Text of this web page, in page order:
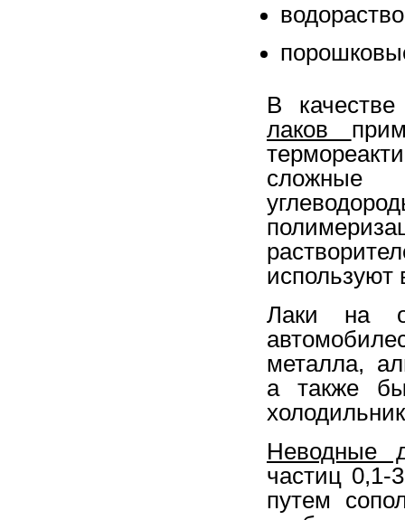
В качестве
лаков
сложные
используют
Лаки на
металла,
а также
Неводные
частиц 0,1-
путем